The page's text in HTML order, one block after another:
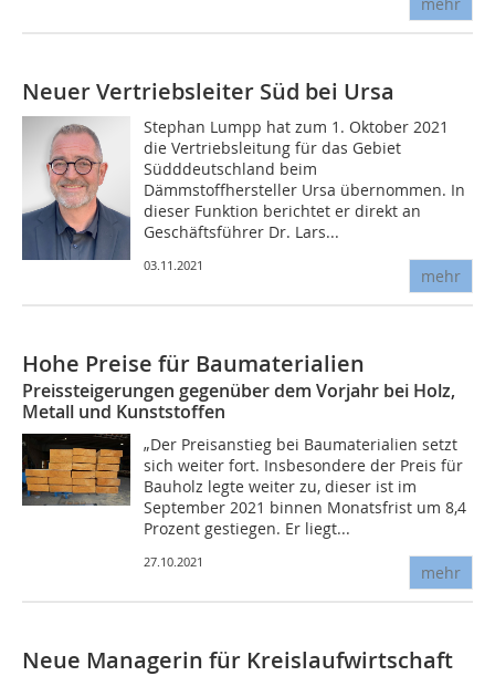
Neuer Vertriebsleiter Süd bei Ursa
Stephan Lumpp hat zum 1. Oktober 2021
die Vertriebsleitung für das Gebiet
Südddeutschland beim
Dämmstoffhersteller Ursa übernommen. In
dieser Funktion berichtet er direkt an
Geschäftsführer Dr. Lars...
03.11.2021
mehr
Hohe Preise für Baumaterialien
Preissteigerungen gegenüber dem Vorjahr bei Holz,
Metall und Kunststoffen
„Der Preisanstieg bei Baumaterialien setzt
sich weiter fort. Insbesondere der Preis für
Bauholz legte weiter zu, dieser ist im
September 2021 binnen Monatsfrist um 8,4
Prozent gestiegen. Er liegt...
27.10.2021
mehr
Neue Managerin für Kreislaufwirtschaft